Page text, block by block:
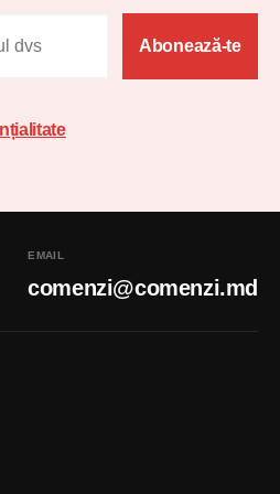
Abonează-te
EMAIL
comenzi@comenzi.md